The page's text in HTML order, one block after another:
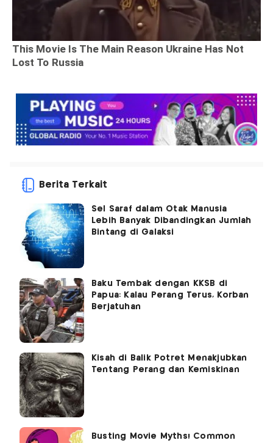
Berita Terkait
Sel Saraf dalam Otak Manusia
Lebih Banyak Dibandingkan Jumlah
Bintang di Galaksi
Baku Tembak dengan KKSB di
Papua: Kalau Perang Terus, Korban
Berjatuhan
Kisah di Balik Potret Menakjubkan
Tentang Perang dan Kemiskinan